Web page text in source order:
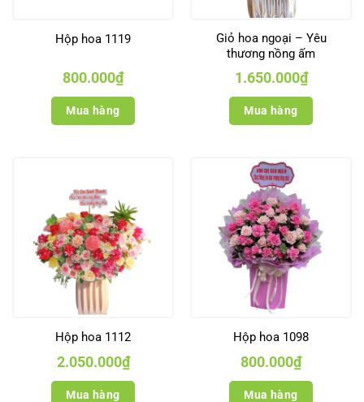
Hộp hoa 1119
800.000₫
Mua hàng
Giỏ hoa ngoại – Yêu
thương nồng ấm
1.650.000₫
Mua hàng
Hộp hoa 1112
2.050.000₫
Mua hàng
Hộp hoa 1098
800.000₫
Mua hàng